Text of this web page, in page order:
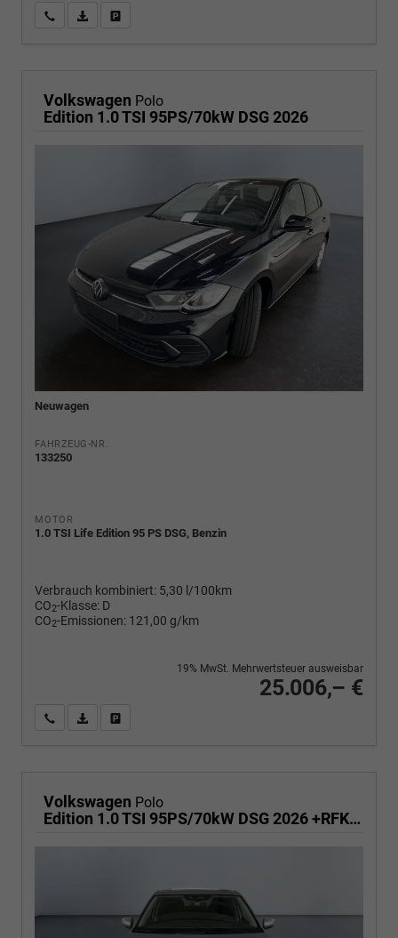
Wir rufen Sie anPDF-Fahrzeugexposé drucken
Volkswagen Polo
Edition 1.0 TSI 95PS/70kW DSG 2026
Neuwagen
FAHRZEUG-NR.
133250
MOTOR
1.0 TSI Life Edition 95 PS DSG, Benzin
Verbrauch kombiniert: 5,30 l/100km
CO2-Klasse: D
CO2-Emissionen: 121,00 g/km
25.006,– €
19% MwSt. Mehrwertsteuer ausweisbar
Wir rufen Sie anPDF-Fahrzeugexposé drucken
Volkswagen Polo
Edition 1.0 TSI 95PS/70kW DSG 2026 +RFK +Getönte Heckscheiben +TravelAssist +LED